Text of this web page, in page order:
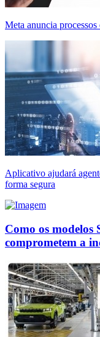
Meta anuncia
Aplicativo ajudará
forma segura
Como os modelos
comprometem a